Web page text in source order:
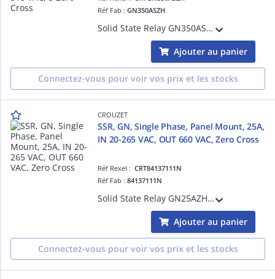
Réf Fab :GN350ASZH
Solid State Relay GN350ASZH, Solid State Relay GN3 series, 3-Phase, Panel Mount, 50A, Input Voltage 25-255 V AC/DC, Output Voltage 24-510 VAC, Special Zero Cross, Resistive and Inductive loads
Ajouter au panier
Connectez-vous pour voir vos prix et les stocks
CROUZET
SSR, GN, Single Phase, Panel Mount, 25A,
IN 20-265 VAC, OUT 660 VAC, Zero Cross
Réf Rexel :CRT84137111N
Réf Fab :84137111N
Solid State Relay GN25AZH, GN Series, Single Phase, Panel Mount, 25A, Input Voltage 20-265 VAC, Output Voltage 660 VAC, Zero Cross, Output Protection, IP20
Ajouter au panier
Connectez-vous pour voir vos prix et les stocks